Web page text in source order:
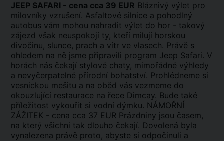
JEEP SAFARI - cena cca 39 EUR Bláznivý výlet pro
milovníky vzrušení. Asfaltové silnice a pohodlný
autobus vám mohou nahradit výlet do hor - takový
zájezd však neuspokojí ty, kteří milují horskou
divočinu, slunce, prach a vítr ve vlasech. Právě s
ohledem na ně jsme připravili program Jeep Safari. V
horách nás čekají stylové chaty, mimořádné výhledy
a nevyčerpatelné přírodní bohatství. Prohlédneme si
vesnickou mešitu a na oběd vás vezmeme do
okouzlující restaurace na řece Dimcay. Bude také
příležitost vykouřit si vodní dýmku. NÁMOŘNÍ
ZÁŽITEK - cena cca 37 EUR Prázdniny jsou časem,
na který všichni tak dlouho čekají. Dovolená byla
vynalezena právě proto, abyste si odpočinuli a